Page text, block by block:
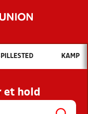
vil du søge efter?
OG NYHEDER
KLUBBER OG
KAMP
et hold